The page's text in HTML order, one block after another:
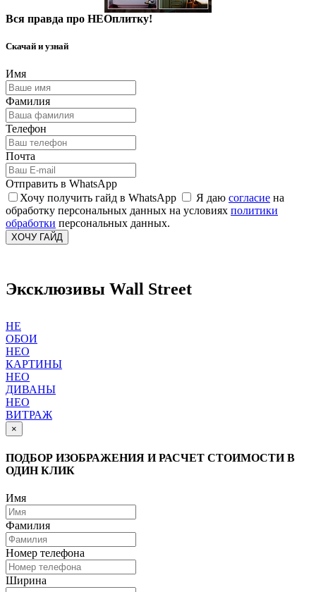
Вся правда про НЕОплитку!
Скачай и узнай
Имя
Фамилия
Телефон
Почта
Отправить в WhatsApp
Хочу получить гайд в WhatsApp
Я даю согласие на
обработку персональных данных на условиях политики
обработки персональных данных.
ХОЧУ ГАЙД
Эксклюзивы Wall Street
НЕ
ОБОИ
НЕО
КАРТИНЫ
НЕО
ДИВАНЫ
НЕО
ВИТРАЖ
×
ПОДБОР ИЗОБРАЖЕНИЯ И РАСЧЕТ СТОИМОСТИ В
ОДИН КЛИК
Имя
Фамилия
Номер телефона
Ширина